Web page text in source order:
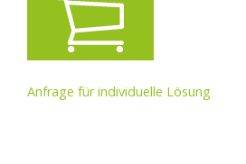
Anfrage für individuelle Lösung